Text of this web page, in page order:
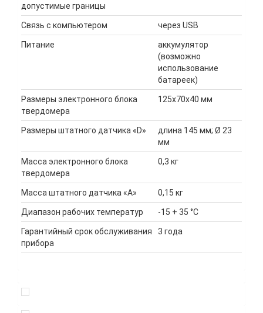
допустимые границы
Связь с компьютером через USB
Питание
аккумулятор
(возможно
использование
батареек)
Размеры электронного блока
твердомера
125x70x40 мм
Размеры штатного датчика «D»
длина 145 мм; Ø 23
мм
Масса электронного блока
твердомера
0,3 кг
Масса штатного датчика «А» 0,15 кг
Диапазон рабочих температур -15 + 35 °С
Гарантийный срок обслуживания
прибора
3 года